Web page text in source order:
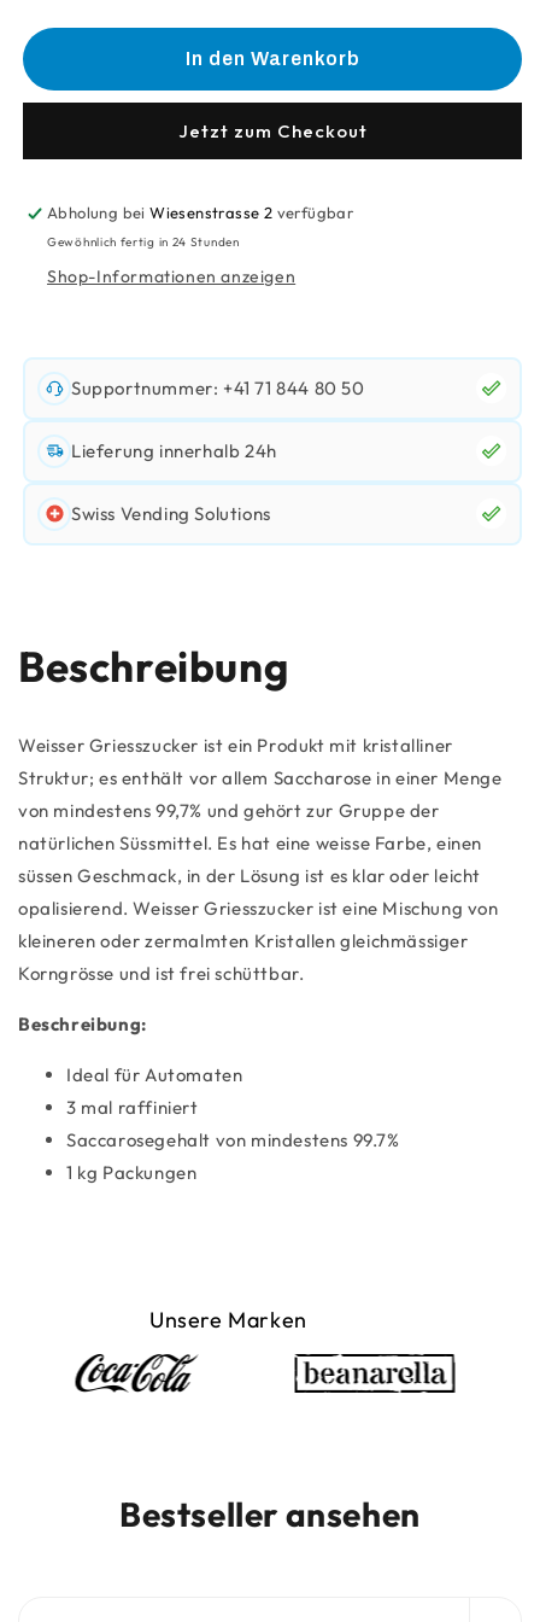
Menge
(Vending)
Menge
für
(Vending)
In den Warenkorb
Jetzt zum Checkout
Abholung beiWiesenstrasse 2 verfügbar
Gewöhnlich fertig in 24 Stunden
Shop-Informationen anzeigen
Supportnummer: +41 71 844 80 50
Lieferung innerhalb 24h
Swiss Vending Solutions
Beschreibung
Weisser Griesszucker ist ein Produkt mit kristalliner
Struktur; es enthält vor allem Saccharose in einer Menge
von mindestens 99,7% und gehört zur Gruppe der
natürlichen Süssmittel. Es hat eine weisse Farbe, einen
süssen Geschmack, in der Lösung ist es klar oder leicht
opalisierend. Weisser Griesszucker ist eine Mischung von
kleineren oder zermalmten Kristallen gleichmässiger
Korngrösse und ist frei schüttbar.
Beschreibung:
Ideal für Automaten
3 mal raffiniert
Saccarosegehalt von mindestens 99.7%
1 kg Packungen
Unsere Marken
Bestseller ansehen